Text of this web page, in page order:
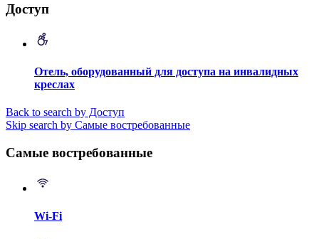
Доступ
Отель, оборудованный для доступа на инвалидных
креслах
Back to search by Доступ
Skip search by Самые востребованные
Самые востребованные
Wi-Fi